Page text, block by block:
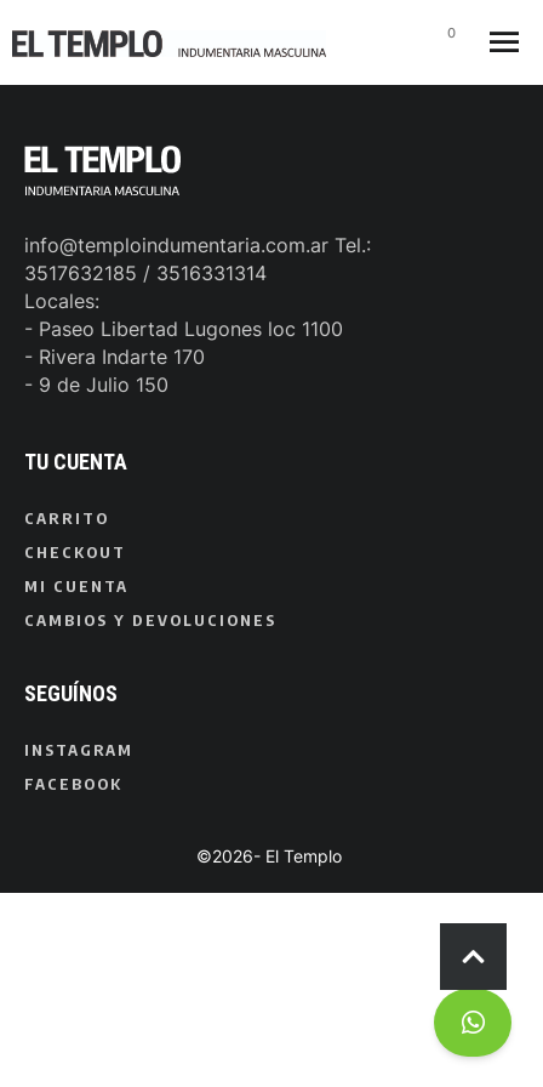
0
info@temploindumentaria.com.ar Tel.:
3517632185 / 3516331314
Locales:
- Paseo Libertad Lugones loc 1100
- Rivera Indarte 170
- 9 de Julio 150
TU CUENTA
CARRITO
CHECKOUT
MI CUENTA
CAMBIOS Y DEVOLUCIONES
SEGUÍNOS
INSTAGRAM
FACEBOOK
©2026- El Templo